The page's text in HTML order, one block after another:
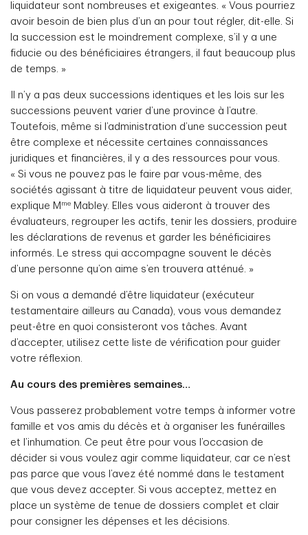
liquidateur sont nombreuses et exigeantes. « Vous pourriez
avoir besoin de bien plus d’un an pour tout régler, dit-elle. Si
la succession est le moindrement complexe, s’il y a une
fiducie ou des bénéficiaires étrangers, il faut beaucoup plus
de temps. »
Il n’y a pas deux successions identiques et les lois sur les
successions peuvent varier d’une province à l’autre.
Toutefois, même si l’administration d’une succession peut
être complexe et nécessite certaines connaissances
juridiques et financières, il y a des ressources pour vous.
« Si vous ne pouvez pas le faire par vous-même, des
sociétés agissant à titre de liquidateur peuvent vous aider,
explique M me Mabley. Elles vous aideront à trouver des
évaluateurs, regrouper les actifs, tenir les dossiers, produire
les déclarations de revenus et garder les bénéficiaires
informés. Le stress qui accompagne souvent le décès
d’une personne qu’on aime s’en trouvera atténué. »
Si on vous a demandé d’être liquidateur (exécuteur
testamentaire ailleurs au Canada), vous vous demandez
peut-être en quoi consisteront vos tâches. Avant
d’accepter, utilisez cette liste de vérification pour guider
votre réflexion.
Au cours des premières semaines…
Vous passerez probablement votre temps à informer votre
famille et vos amis du décès et à organiser les funérailles
et l’inhumation. Ce peut être pour vous l’occasion de
décider si vous voulez agir comme liquidateur, car ce n’est
pas parce que vous l’avez été nommé dans le testament
que vous devez accepter. Si vous acceptez, mettez en
place un système de tenue de dossiers complet et clair
pour consigner les dépenses et les décisions.